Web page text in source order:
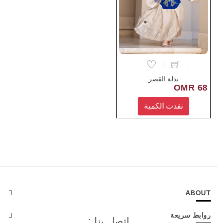
بدلة القصر
68 OMR
نفدت الكمية
ABOUT
روابط سريعة